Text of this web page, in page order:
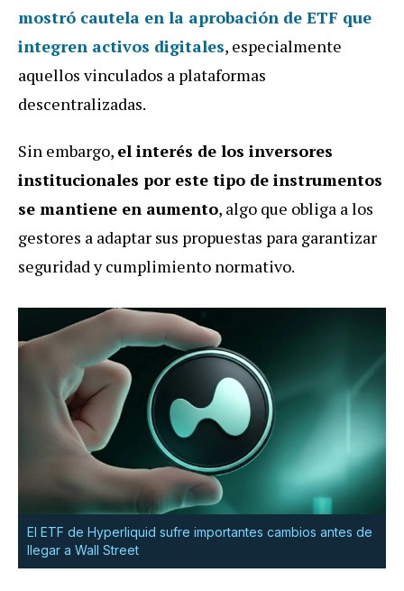
mostró cautela en la aprobación de ETF que
integren activos digitales, especialmente
aquellos vinculados a plataformas
descentralizadas.
Sin embargo, el interés de los inversores
institucionales por este tipo de instrumentos
se mantiene en aumento, algo que obliga a los
gestores a adaptar sus propuestas para garantizar
seguridad y cumplimiento normativo.
El ETF de Hyperliquid sufre importantes cambios antes de
llegar a Wall Street